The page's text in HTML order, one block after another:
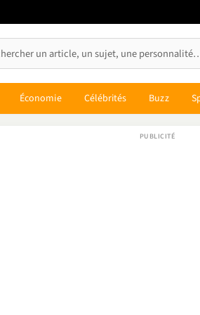
Économie Célébrités Buzz